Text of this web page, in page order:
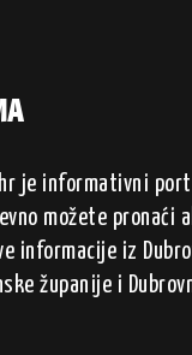
je informativni
možete pronaći
informacije iz
županije i